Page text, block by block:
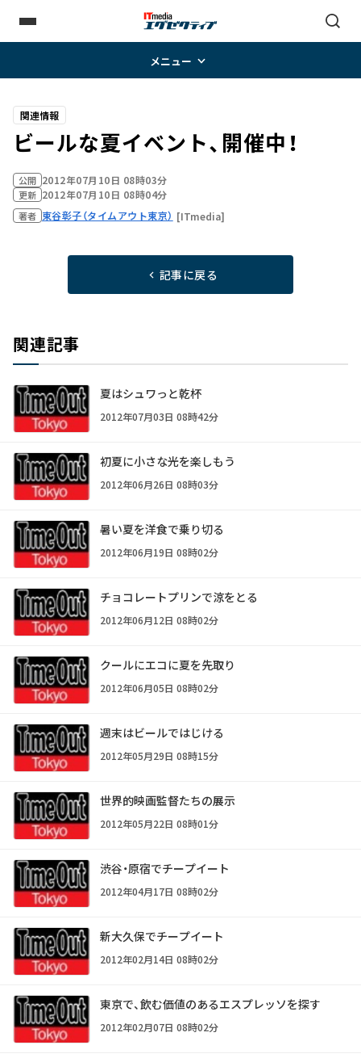
メニュー
関連情報
ビールな夏イベント、開催中！
公開 2012年07月10日 08時03分
更新 2012年07月10日 08時04分
著者 東谷彰子（タイムアウト東京） [ITmedia]
記事に戻る
関連記事
夏はシュワっと乾杯
2012年07月03日 08時42分
初夏に小さな光を楽しもう
2012年06月26日 08時03分
暑い夏を洋食で乗り切る
2012年06月19日 08時02分
チョコレートプリンで涼をとる
2012年06月12日 08時02分
クールにエコに夏を先取り
2012年06月05日 08時02分
週末はビールではじける
2012年05月29日 08時15分
世界的映画監督たちの展示
2012年05月22日 08時01分
渋谷・原宿でチープイート
2012年04月17日 08時02分
新大久保でチープイート
2012年02月14日 08時02分
東京で、飲む価値のあるエスプレッソを探す
2012年02月07日 08時02分